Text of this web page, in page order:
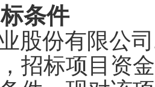
条件
股份有限公司
，招标项目资